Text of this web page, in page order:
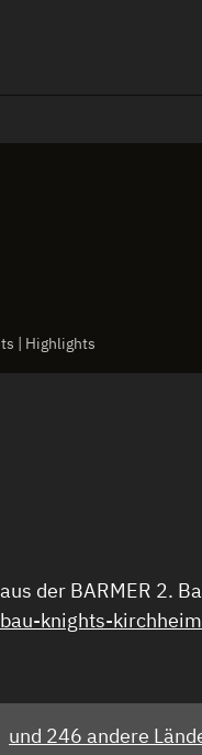
| Highlights
der BARMER 2.
knights-kirchheim
und 246 andere